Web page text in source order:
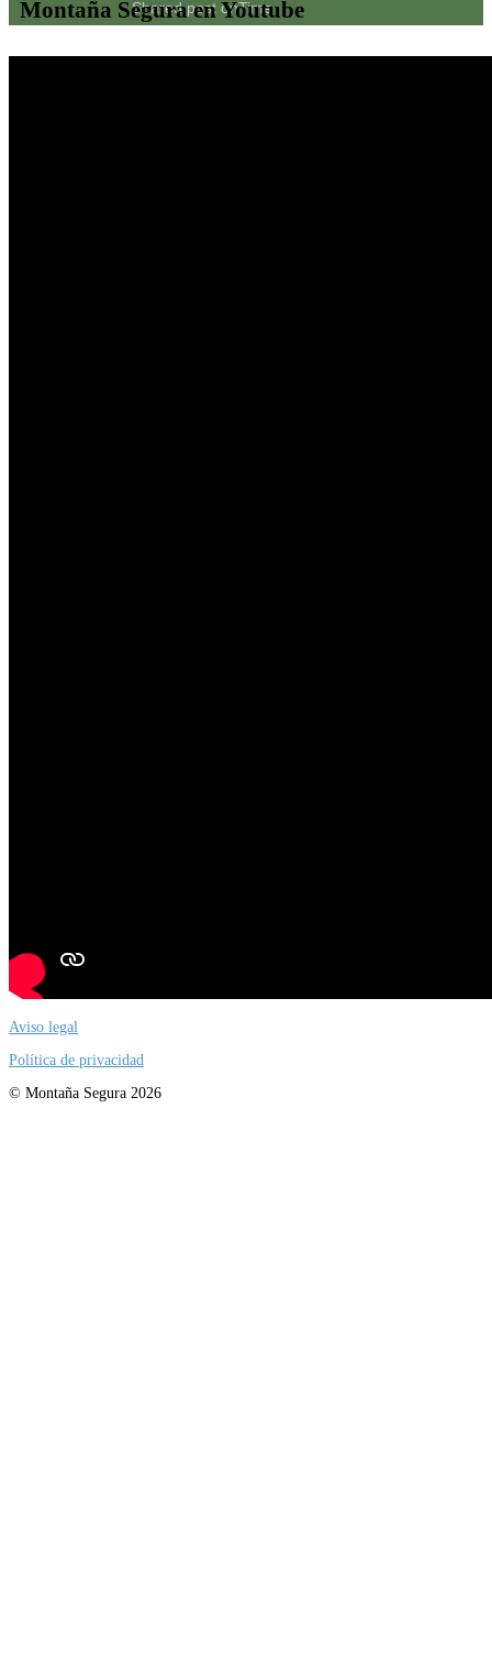
Shared post onTime
Montaña Segura en Youtube
Aviso legal
Política de privacidad
© Montaña Segura 2026